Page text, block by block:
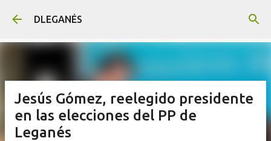
DLEGANÉS
Jesús Gómez, reelegido presidente
en las elecciones del PP de
Leganés